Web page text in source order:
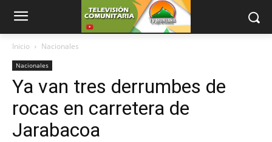
Inicio Nacionales
Nacionales
Ya van tres derrumbes de
rocas en carretera de
Jarabacoa